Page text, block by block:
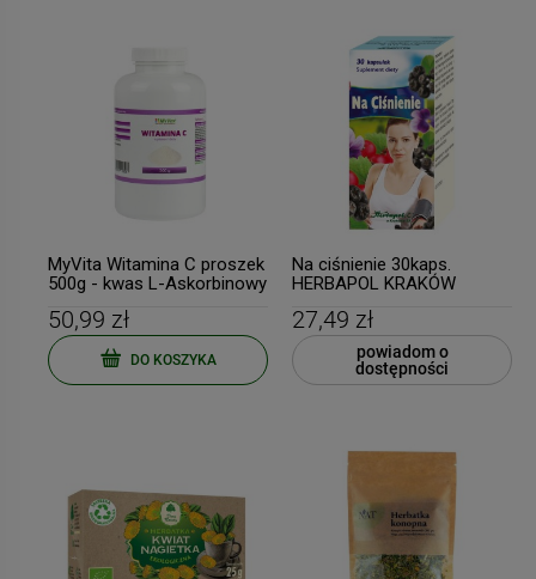
MyVita Witamina C proszek
500g - kwas L-Askorbinowy
50,99 zł
DO KOSZYKA
Na ciśnienie 30kaps.
HERBAPOL KRAKÓW
27,49 zł
powiadom o
dostępności